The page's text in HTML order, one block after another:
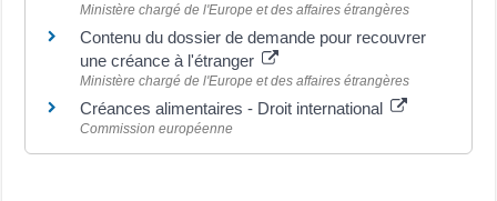
Ministère chargé de l'Europe et des affaires étrangères
Contenu du dossier de demande pour recouvrer
une créance à l'étranger
Ministère chargé de l'Europe et des affaires étrangères
Créances alimentaires - Droit international
Commission européenne